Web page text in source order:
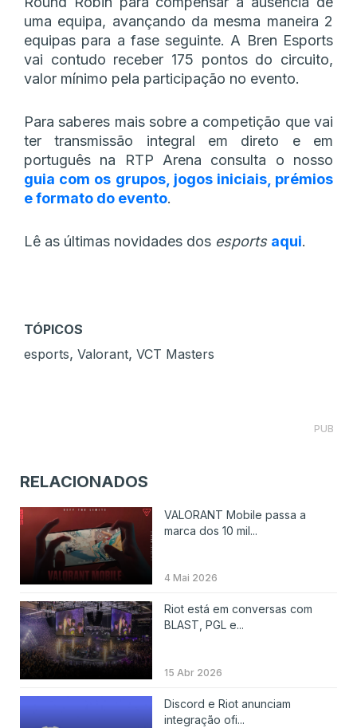
uma equipa, avançando da mesma maneira 2
equipas para a fase seguinte. A Bren Esports
vai contudo receber 175 pontos do circuito,
valor mínimo pela participação no evento.
Para saberes mais sobre a competição que vai
ter transmissão integral em direto e em
português na RTP Arena consulta o nosso
guia com os grupos, jogos iniciais, prémios
e formato do evento.
Lê as últimas novidades dos esports aqui.
TÓPICOS
esports, Valorant, VCT Masters
PUB
RELACIONADOS
VALORANT Mobile passa a
marca dos 10 mil...
4 Mai 2026
Riot está em conversas com
BLAST, PGL e...
15 Abr 2026
Discord e Riot anunciam
integração ofi...